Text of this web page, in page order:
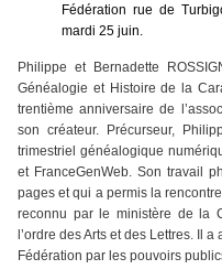
Fédération rue de
mardi 25 juin.
Philippe et Bernadette
Généalogie et Histoire de la
trentième anniversaire de
son créateur. Précurseur,
trimestriel généalogique
et FranceGenWeb. Son travail
pages et qui a permis la
reconnu par le ministère de la
l’ordre des Arts et des Lettres. Il
Fédération par les pouvoirs